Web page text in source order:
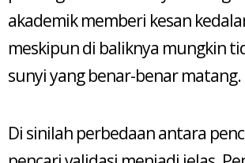
akademik memberi kesan
meskipun di baliknya mungkin
sunyi yang benar-benar matang.
Di sinilah perbedaan antara